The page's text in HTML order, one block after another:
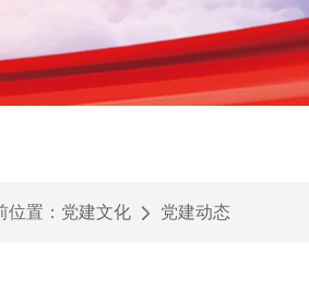
位置： 党建文化 党建动态